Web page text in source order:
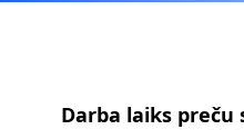
Darba laiks preču